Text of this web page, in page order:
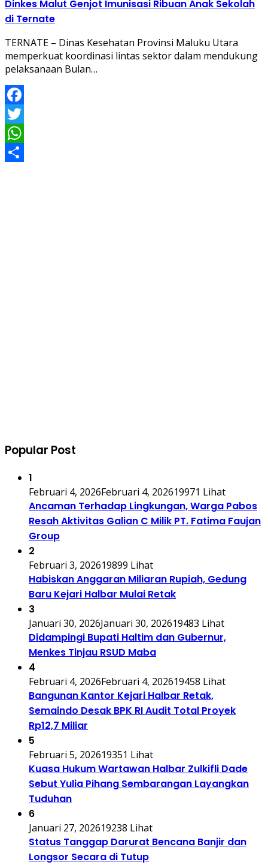
Dinkes Malut Genjot Imunisasi Ribuan Anak Sekolah
di Ternate
TERNATE – Dinas Kesehatan Provinsi Maluku Utara
memperkuat koordinasi lintas sektor dalam mendukung
pelaksanaan Bulan…
Facebook
Twitter
WhatsApp
Popular Post
1
Februari 4, 2026Februari 4, 202619971 Lihat
Ancaman Terhadap Lingkungan, Warga Pabos
Resah Aktivitas Galian C Milik PT. Fatima Faujan
Group
2
Februari 3, 202619899 Lihat
Habiskan Anggaran Miliaran Rupiah, Gedung
Baru Kejari Halbar Mulai Retak
3
Januari 30, 2026Januari 30, 202619483 Lihat
Didampingi Bupati Haltim dan Gubernur,
Menkes Tinjau RSUD Maba
4
Februari 4, 2026Februari 4, 202619458 Lihat
Bangunan Kantor Kejari Halbar Retak,
Semaindo Desak BPK RI Audit Total Proyek
Rp12,7 Miliar
5
Februari 5, 202619351 Lihat
Kuasa Hukum Wartawan Halbar Zulkifli Dade
Sebut Yulia Pihang Sembarangan Layangkan
Tuduhan
6
Januari 27, 202619238 Lihat
Status Tanggap Darurat Bencana Banjir dan
Longsor Secara di Tutup